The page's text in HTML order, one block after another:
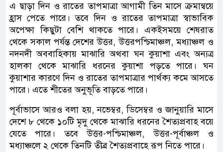
এ ছাড়া দিন ও রাতের তাপমাত্রা আগামী তিন মাসে ক্রমান্বয়ে
হ্রাস পেতে পারে। তবে দিন ও রাতের তাপমাত্রা স্বাভাবিক
অপেক্ষা কিছুটা বেশি থাকতে পারে। একইসময়ে শেষরাত
থেকে সকাল পর্যন্ত দেশের উত্তর, উত্তরপশ্চিমাঞ্চল, মধ্যাঞ্চল ও
নদনদী অববাহিকায় মাঝারি অথবা ঘন কুয়াশা এবং অন্যত্র
হালকা থেকে মাঝারি ধরনের কুয়াশা পড়তে পারে। ঘন
কুয়াশার কারণে দিন ও রাতের তাপমাত্রার পার্থক্য কমে আসতে
পারে। এতে শীতের অনুভূতি বাড়তে পারে।
পূর্বাভাসে আরও বলা হয়, নভেম্বর, ডিসেম্বর ও জানুয়ারি মাসে
দেশে ৮ থেকে ১০টি মৃদু থেকে মাঝারি ধরনের শৈত্যপ্রবাহ বয়ে
যেতে পারে। তবে উত্তর-পশ্চিমাঞ্চল, উত্তর-পূর্বাঞ্চল ও
মধ্যাঞ্চলে ২ থেকে তিনটি তীব্র শৈত্যপ্রবাহে রূপ নিতে পারে।